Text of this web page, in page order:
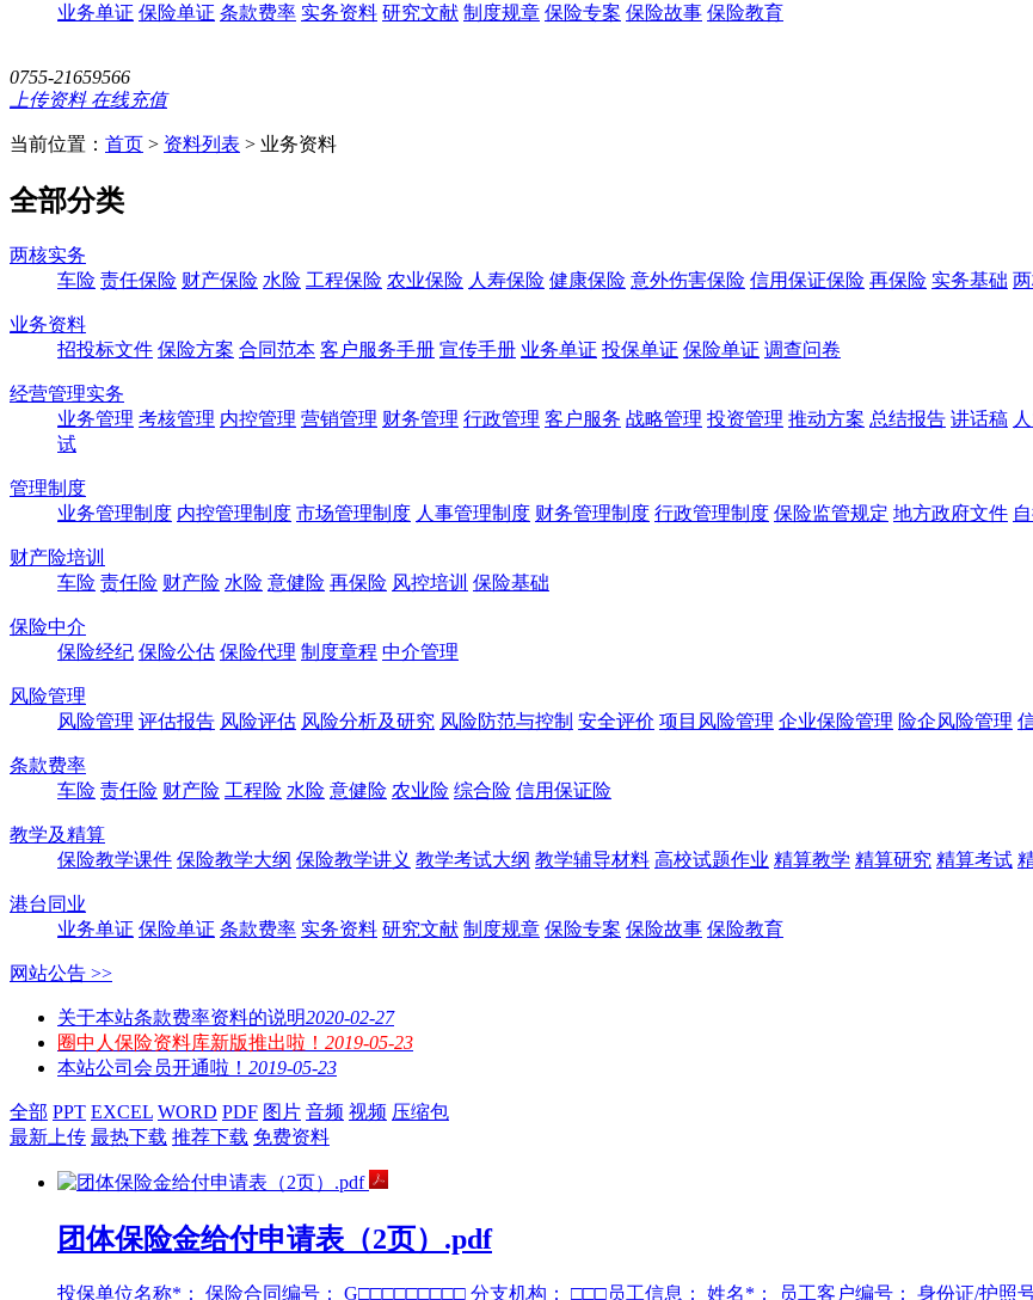
业务单证 保险单证 条款费率 实务资料 研究文献 制度规章 保险专案 保险故事 保险教育
0755-21659566
上传资料 在线充值
当前位置： 首页 > 资料列表 > 业务资料
全部分类
两核实务
车险 责任保险 财产保险 水险 工程保险 农业保险 人寿保险 健康保险 意外伤害保险 信用保证保险 再保险 实务基础
业务资料
招投标文件 保险方案 合同范本 客户服务手册 宣传手册 业务单证 投保单证 保险单证 调查问卷
经营管理实务
业务管理 考核管理 内控管理 营销管理 财务管理 行政管理 客户服务 战略管理 投资管理 推动方案 总结报告 讲话稿
试
管理制度
业务管理制度 内控管理制度 市场管理制度 人事管理制度 财务管理制度 行政管理制度 保险监管规定 地方政府文件
财产险培训
车险 责任险 财产险 水险 意健险 再保险 风控培训 保险基础
保险中介
保险经纪 保险公估 保险代理 制度章程 中介管理
风险管理
风险管理 评估报告 风险评估 风险分析及研究 风险防范与控制 安全评价 项目风险管理 企业保险管理 险企风险管理
条款费率
车险 责任险 财产险 工程险 水险 意健险 农业险 综合险 信用保证险
教学及精算
保险教学课件 保险教学大纲 保险教学讲义 教学考试大纲 教学辅导材料 高校试题作业 精算教学 精算研究 精算考试
港台同业
业务单证 保险单证 条款费率 实务资料 研究文献 制度规章 保险专案 保险故事 保险教育
网站公告 >>
关于本站条款费率资料的说明2020-02-27
圈中人保险资料库新版推出啦！ 2019-05-23
本站公司会员开通啦！ 2019-05-23
全部 PPT EXCEL WORD PDF 图片 音频 视频 压缩包
最新上传 最热下载 推荐下载 免费资料
团体保险金给付申请表（2页）.pdf
投保单位名称*： 保险合同编号： G□□□□□□□□□ 分支机构： □□□员工信息： 姓名*： 员工客户编号： 身份证/护照